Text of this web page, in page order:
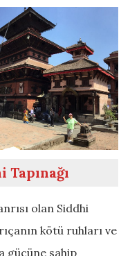
olan Siddhi
kötü ruhları ve
gücüne sahip